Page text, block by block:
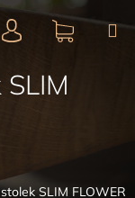
KOŠÍK
SLIM FLOWER